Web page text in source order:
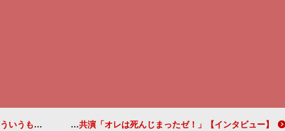
泉洋【インタビュー】 柳楽優弥「やりたいことができた現場」川栄李奈「柳楽さんはすごく自然体でした」人間味あふれる幽霊役で３度目の共演「オレは死んじまったゼ！」【インタビュー】